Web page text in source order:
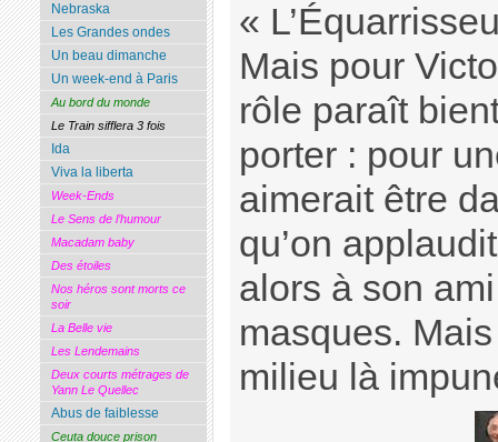
«
Mais pour
rôle paraît
porter : pour
aimerait être
qu’on
alors à son
masques.
milieu là
Nebraska
Les Grandes ondes
Un beau dimanche
Un week-end à Paris
Au bord du monde
Le Train sifflera 3 fois
Ida
Viva la liberta
Week-Ends
Le Sens de l’humour
Macadam baby
Des étoiles
Nos héros sont morts ce
soir
La Belle vie
Les Lendemains
Deux courts métrages de
Yann Le Quellec
Abus de faiblesse
Ceuta douce prison